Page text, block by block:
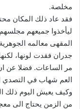
مخلصة.
فقد عاد ذلك المكان
ليأخذوا جميعهم
المقهى معالمه
جدران فقدت لونها،
مر الساعات. فضلا عن ان
العم شهاب في التصدي
وكيف يعيش اليوم ذلك
من الزمن يحتاج الى